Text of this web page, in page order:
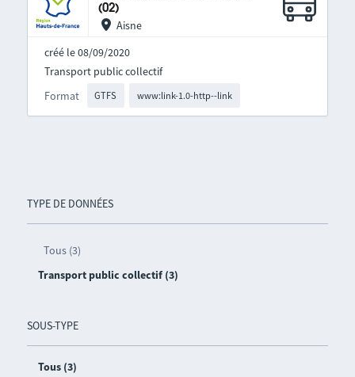
TYPE DE DONNÉES
Tous (3)
Transport public collectif (3)
SOUS-TYPE
Tous (3)
(02)
Aisne
créé le 08/09/2020
Format GTFS www:link-1.0-http--link
Transport public collectif